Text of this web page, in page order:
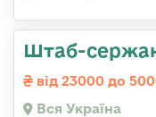
Штаб-
від 23000 до
Вся Україна